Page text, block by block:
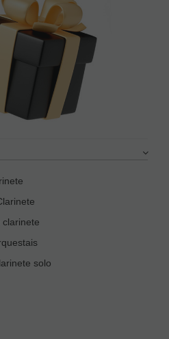
clarinete
solo